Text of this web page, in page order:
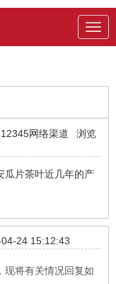
导
航
网络渠道
浏览
瓜片茶叶近几年的产
24 15:12:43
现将有关情况回复如